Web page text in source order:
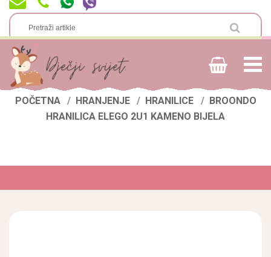
POČETNA HRANJENJE HRANILICE
BROONDO
HRANILICA ELEGO 2U1 KAMENO BIJELA